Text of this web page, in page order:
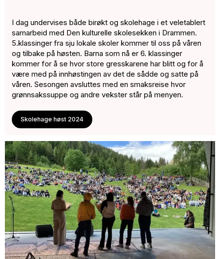
I dag undervises både birøkt og skolehage i et veletablert
samarbeid med Den kulturelle skolesekken i Drammen.
5.klassinger fra sju lokale skoler kommer til oss på våren
og tilbake på høsten. Barna som nå er 6. klassinger
kommer for å se hvor store gresskarene har blitt og for å
være med på innhøstingen av det de sådde og satte på
våren. Sesongen avsluttes med en smaksreise hvor
grønnsakssuppe og andre vekster står på menyen.
Skolehage høst 2024